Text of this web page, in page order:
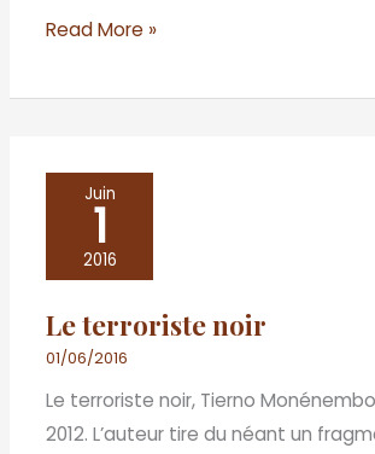
scène
Read More »
Juin
1
2016
Le terroriste noir
01/06/2016
Le terroriste noir, Tierno
2012. L’auteur tire du néant un